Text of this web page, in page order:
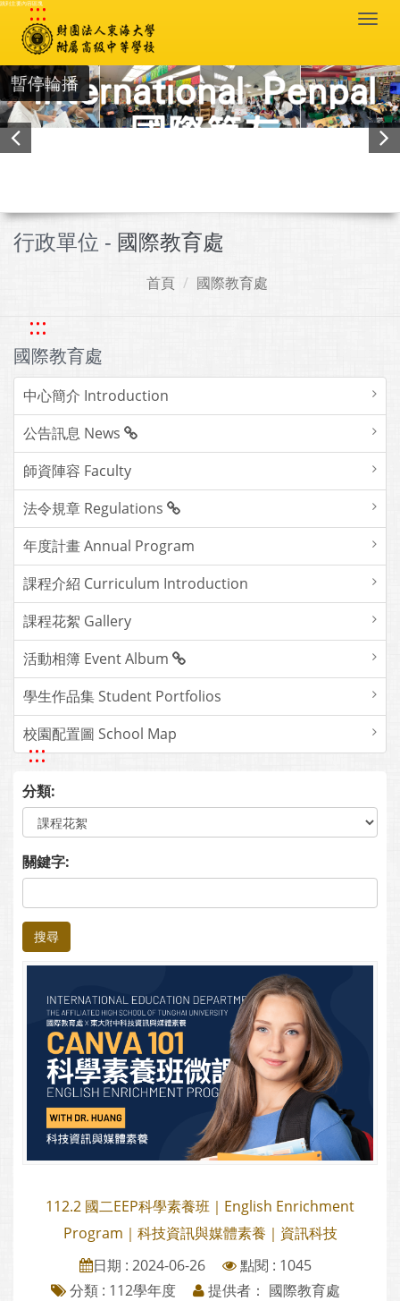
跳到主要內容區塊
:::
暫停輪播
行政單位 - 國際教育處
首頁 國際教育處
:::
國際教育處
中心簡介 Introduction
公告訊息 News
師資陣容 Faculty
法令規章 Regulations
年度計畫 Annual Program
課程介紹 Curriculum Introduction
課程花絮 Gallery
活動相簿 Event Album
學生作品集 Student Portfolios
校園配置圖 School Map
:::
分類:
關鍵字:
搜尋
112.2 國二EEP科學素養班｜English Enrichment
Program｜科技資訊與媒體素養｜資訊科技
日期 : 2024-06-26
點閱 : 1045
分類 : 112學年度
提供者： 國際教育處